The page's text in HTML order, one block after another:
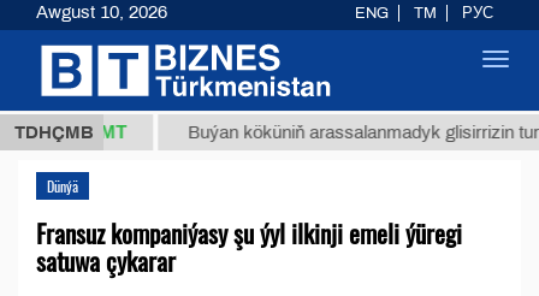
TDHÇMB
ТМТ Buýan köküniň arassalanmadyk glisirrizin turşusy
Dünýä
Fransuz kompaniýasy şu ýyl ilkinji emeli ýüregi
satuwa çykarar
Awgust 10, 2026 ENG TM РУС